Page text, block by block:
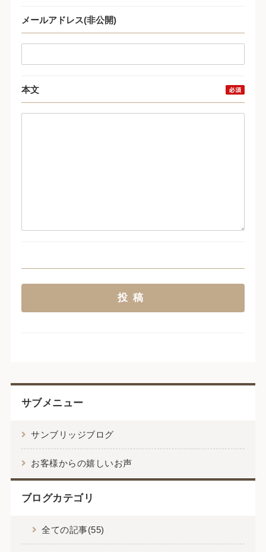
メールアドレス(非公開)
本文
サブメニュー
サンブリッジブログ
お客様からの嬉しいお声
ブログカテゴリ
全ての記事(55)